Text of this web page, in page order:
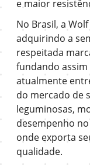
e maior
No Brasil, a
adquirindo a
respeitada
fundando assim
atualmente
do mercado de
leguminosas,
desempenho
onde exporta
qualidade.